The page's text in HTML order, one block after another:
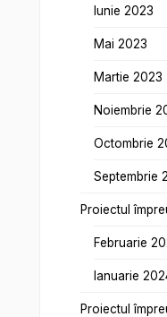
Iunie 2023
Mai 2023
Martie 2023
Noiembrie
Octombrie
Septembrie
Proiectul
Februarie
Ianuarie
Proiectul